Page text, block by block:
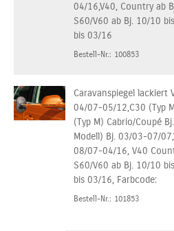
04/16,V40, Country ab
S60/V60 ab Bj. 10/10
bis 03/16
Bestell-Nr.: 100853
Caravanspiegel lackiert
04/07-05/12,C30 (Typ
(Typ M) Cabrio/Coupé
Modell) Bj. 03/03-07/
08/07-04/16, V40
S60/V60 ab Bj. 10/10
bis 03/16, Farbcode:
Bestell-Nr.: 101853